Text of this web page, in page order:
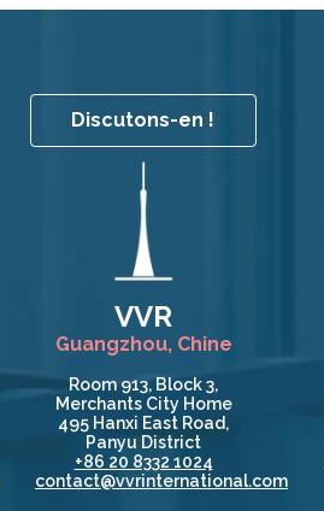
Discutons-en !
VVR
Guangzhou, Chine
Room 913, Block 3,
Merchants City Home
495 Hanxi East Road,
Panyu District
+86 20 8332 1024
contact@vvrinternational.com